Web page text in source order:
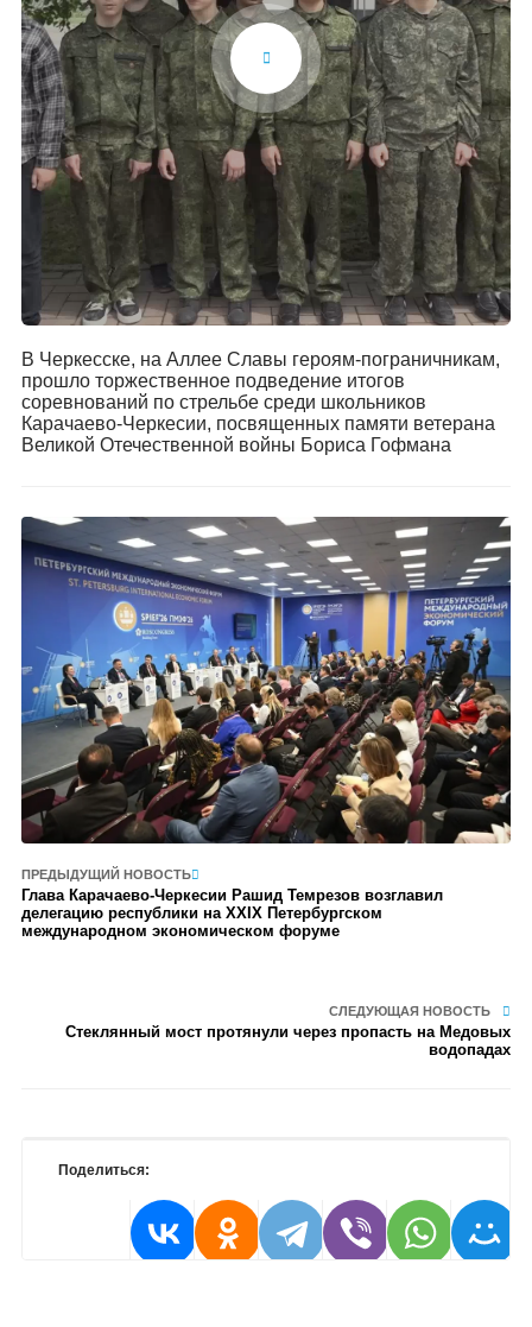
В Черкесске, на Аллее Славы героям-пограничникам,
прошло торжественное подведение итогов
соревнований по стрельбе среди школьников
Карачаево-Черкесии, посвященных памяти ветерана
Великой Отечественной войны Бориса Гофмана
ПРЕДЫДУЩИЙ НОВОСТЬ
Глава Карачаево-Черкесии Рашид Темрезов возглавил
делегацию республики на XXIX Петербургском
международном экономическом форуме
СЛЕДУЮЩАЯ НОВОСТЬ
Стеклянный мост протянули через пропасть на Медовых
водопадах
Поделиться: